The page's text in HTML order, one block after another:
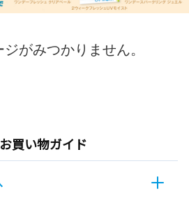
がみつかりません。
お買い物ガイド